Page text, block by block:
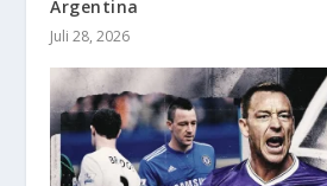
Argentina
Juli 28, 2026